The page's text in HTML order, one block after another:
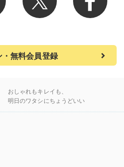
・無料会員登録
おしゃれもキレイも、
明日のワタシにちょうどいい